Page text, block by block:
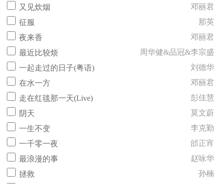
又见炊烟
邓丽君
征服
那英
夜来香
邓丽君
最近比较烦
周华健&品冠&李宗盛
一起走过的日子(粤语)
刘德华
在水一方
邓丽君
走在红毯那一天(Live)
彭佳慧
阴天
莫文蔚
一生不变
李克勤
一千零一夜
邰正宵
最浪漫的事
赵咏华
拯救
孙楠